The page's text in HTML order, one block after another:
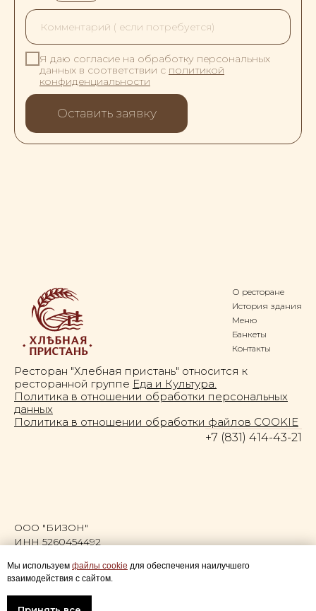
Я даю согласие на обработку персональных
данных в соответствии с политикой
конфиденциальности
Оставить заявку
О ресторане
История здания
Меню
Банкеты
Контакты
Ресторан "Хлебная пристань" относится к
ресторанной группе Еда и Культура.
Политика в отношении обработки персональных
данных
Политика в отношении обработки файлов СOOKIE
+7 (831) 414-43-21
ООО "БИЗОН"
ИНН 5260454492
ОГРН 1185275026640
ОКПО 73949893
Мы используем файлы cookie для обеспечения наилучшего
взаимодействия с сайтом.